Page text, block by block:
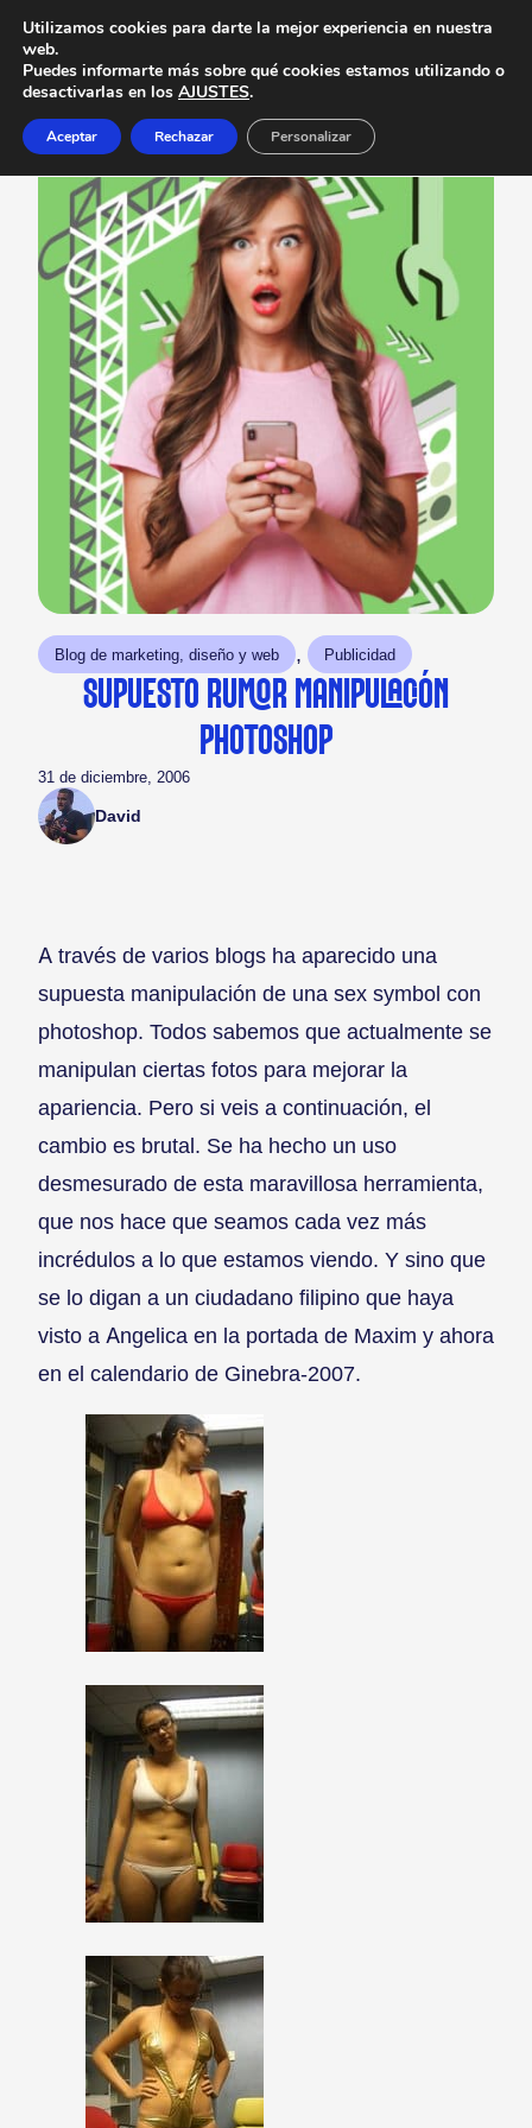
Blog de marketing, diseño y web , Publicidad
SUPUESTO RUMOR MANIPULACIÓN
PHOTOSHOP
31 de diciembre, 2006
David
A través de varios blogs ha aparecido una
supuesta manipulación de una sex symbol con
photoshop. Todos sabemos que actualmente se
manipulan ciertas fotos para mejorar la
apariencia. Pero si veis a continuación, el
cambio es brutal. Se ha hecho un uso
desmesurado de esta maravillosa herramienta,
que nos hace que seamos cada vez más
incrédulos a lo que estamos viendo. Y sino que
se lo digan a un ciudadano filipino que haya
visto a Angelica en la portada de Maxim y ahora
en el calendario de Ginebra-2007.
Utilizamos cookies para darte la mejor experiencia en nuestra
web.
Puedes informarte más sobre qué cookies estamos utilizando o
desactivarlas en los AJUSTES.
Aceptar Rechazar Personalizar